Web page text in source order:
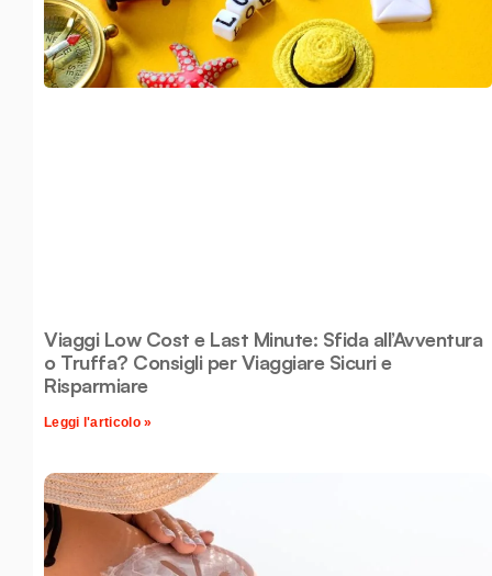
Viaggi Low Cost e Last Minute: Sfida all’Avventura
o Truffa? Consigli per Viaggiare Sicuri e
Risparmiare
Leggi l'articolo »